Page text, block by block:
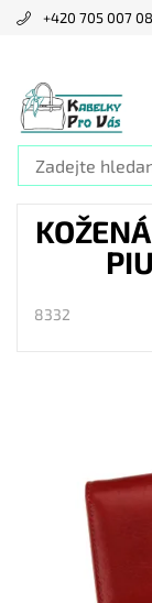
+420 705 007
8332